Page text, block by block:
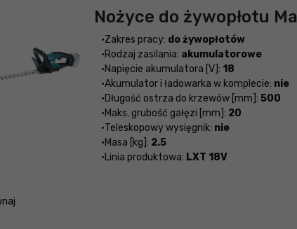
Nożyce do żywopłotu
Zakres pracy: do żywopłotów
Rodzaj zasilania: akumulatorowe
Napięcie akumulatora [V]: 18
Akumulator i ładowarka w komplecie: nie
Długość ostrza do krzewów [mm]: 500
Maks. grubość gałęzi [mm]: 20
Teleskopowy wysięgnik: nie
Masa [kg]: 2.5
Linia produktowa: LXT 18V